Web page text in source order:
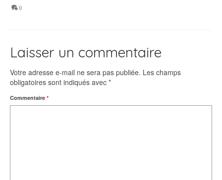
0
Laisser un commentaire
Votre adresse e-mail ne sera pas publiée. Les champs
obligatoires sont indiqués avec *
Commentaire *